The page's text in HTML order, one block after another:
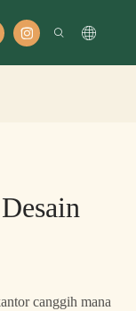
canggih mana